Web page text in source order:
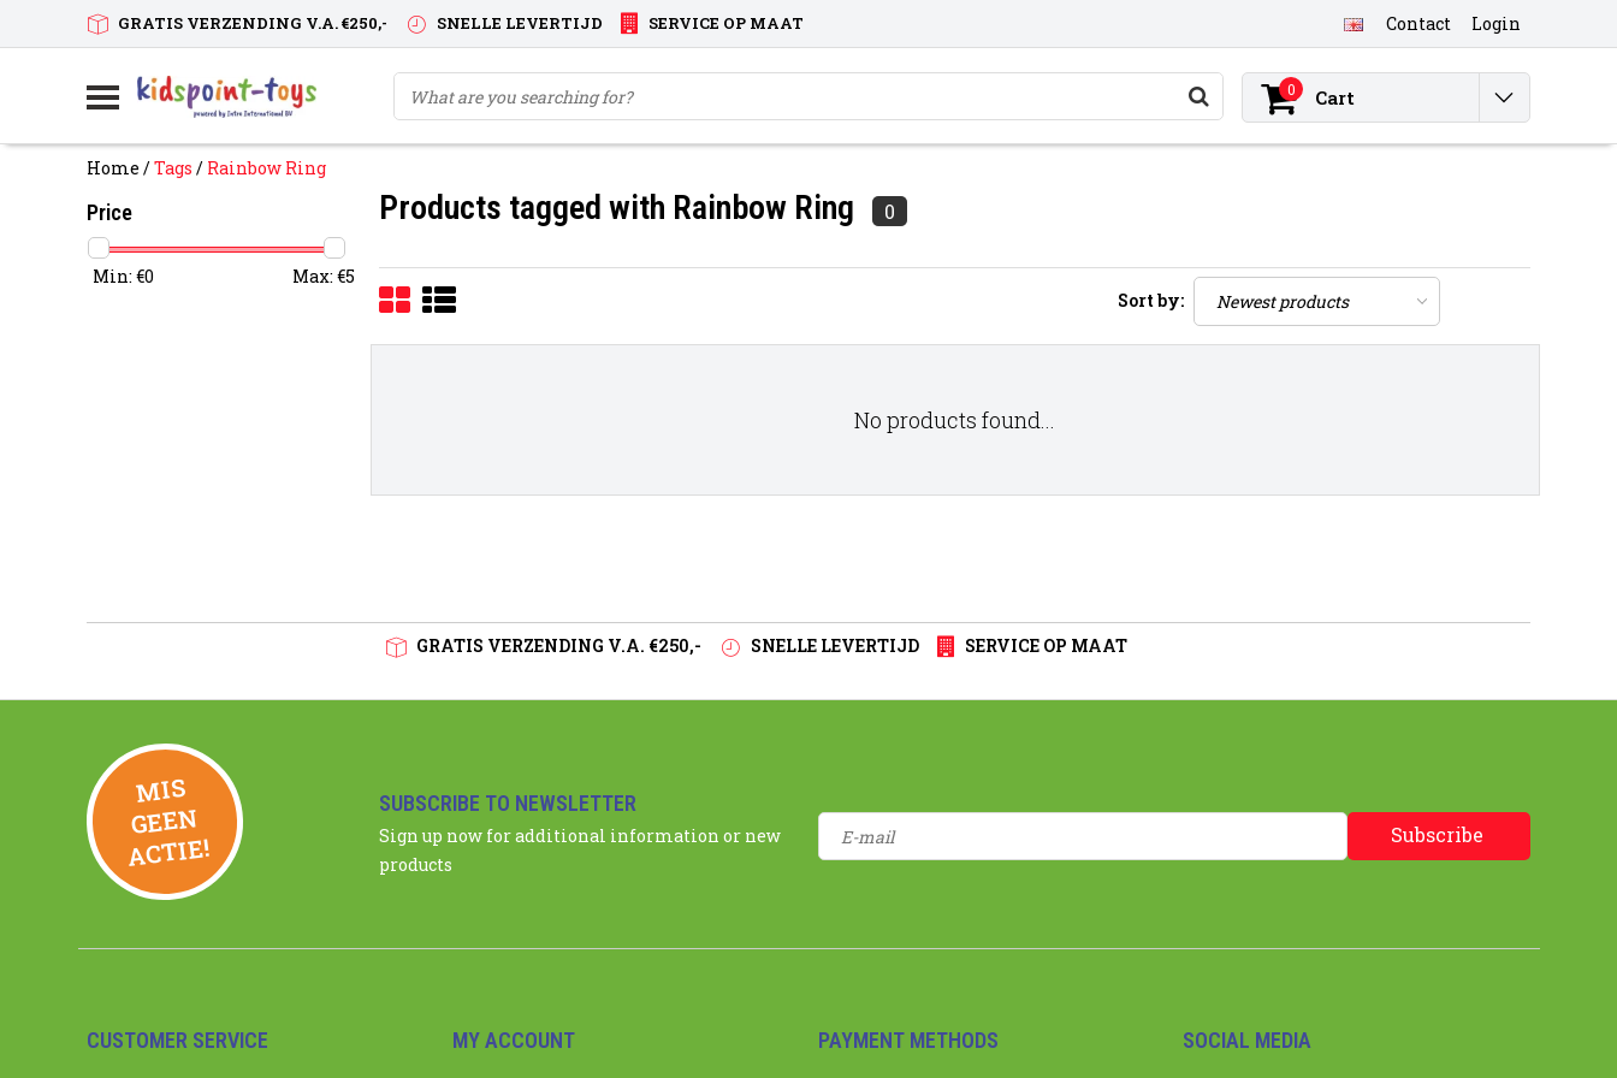
GRATIS VERZENDING V.A. €250,- SNELLE LEVERTIJD SERVICE OP MAAT Contact Login
0 Cart
Home /Tags / Rainbow Ring
Price
Min: €0 Max: €5
Products tagged with Rainbow Ring 0
Sort by:
No products found...
GRATIS VERZENDING V.A. €250,- SNELLE LEVERTIJD SERVICE OP MAAT
MIS
GEE
N
ACTIE!
SUBSCRIBE TO NEWSLETTER
Sign up now for additional information or new
products
Subscribe
CUSTOMER SERVICE MY ACCOUNT PAYMENT METHODS SOCIAL MEDIA